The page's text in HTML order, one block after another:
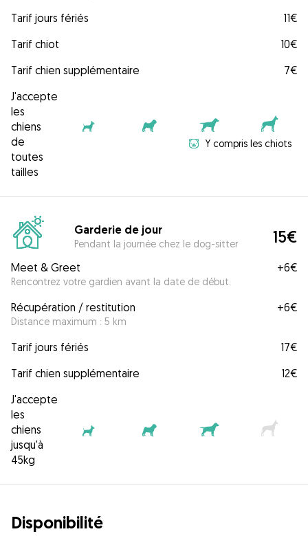
Tarif jours fériés
11€
Tarif chiot
10€
Tarif chien supplémentaire
7€
J'accepte
les
chiens
de
toutes
tailles
Y compris les chiots
Garderie de jour
Pendant la journée chez le dog-sitter 15€
Meet & Greet
Rencontrez votre gardien avant la date de début.
+6€
Récupération / restitution
Distance maximum : 5 km
+6€
Tarif jours fériés
17€
Tarif chien supplémentaire
12€
J'accepte
les
chiens
jusqu'à
45kg
Disponibilité